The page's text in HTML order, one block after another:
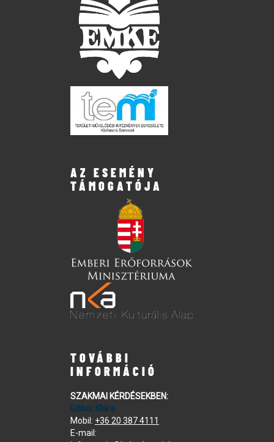
AZ ESEMÉNY
TÁMOGATÓJA
TOVÁBBI
INFORMÁCIÓ
SZAKMAI KÉRDÉSEKBEN:
Gábor Klára
Mobil: +36 20 387 4111
E-mail: